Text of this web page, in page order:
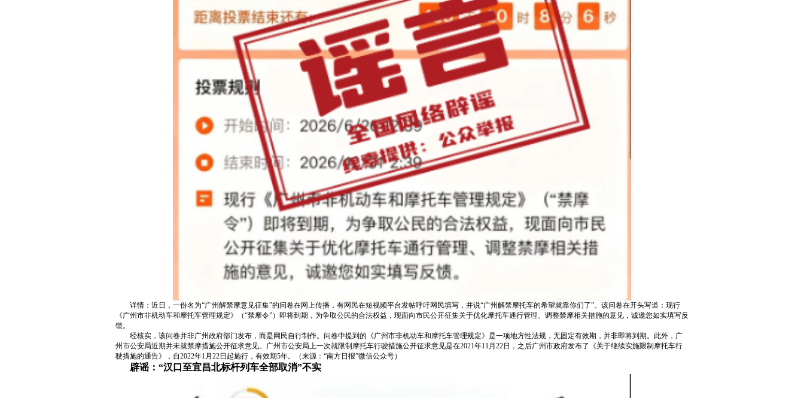
详情：近日，一份名为“广州解禁摩意见征集”的问卷在网上传播，有网民在短视频平台发帖呼吁网民填写，并说“广州解禁摩托车的希望就靠你们了”。该问卷在开头写道：现行
《广州市非机动车和摩托车管理规定》（“禁摩令”）即将到期，为争取公民的合法权益，现面向市民公开征集关于优化摩托车通行管理、调整禁摩相关措施的意见，诚邀您如实填写反
馈。
经核实，该问卷并非广州政府部门发布，而是网民自行制作。问卷中提到的《广州市非机动车和摩托车管理规定》是一项地方性法规，无固定有效期，并非即将到期。此外，广
州市公安局近期并未就禁摩措施公开征求意见。广州市公安局上一次就限制摩托车行驶措施公开征求意见是在2021年11月22日，之后广州市政府发布了《关于继续实施限制摩托车行
驶措施的通告》，自2022年1月22日起施行，有效期5年。（来源：“南方日报”微信公众号）
辟谣：“汉口至宜昌北标杆列车全部取消”不实